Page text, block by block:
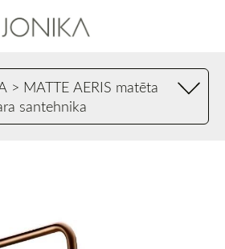
> MATTE AERIS matēta
santehnika